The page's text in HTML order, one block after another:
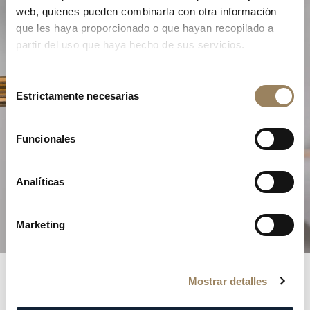
web, quienes pueden combinarla con otra información
que les haya proporcionado o que hayan recopilado a
partir del uso que haya hecho de sus servicios.
Selección
de Estrictamente necesarias
Funcionales
Analíticas
Marketing
Mostrar detalles
La Excelencia de la Alta